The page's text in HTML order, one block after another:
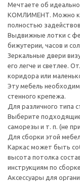
Мечтаете об
КОМЛИМЕНТ. Можно
полностью
Выдвижные лотки с
бижутерии, часов и
Зеркальные двери
его легче и светлее.
коридора или
Эту мебель
стенного крепежа.
Для различного типа
Выберите
саморезы и т. п. (не
Для сборки этой
Каркас может быть
высота потолка
инструкциям по
Аксессуары для